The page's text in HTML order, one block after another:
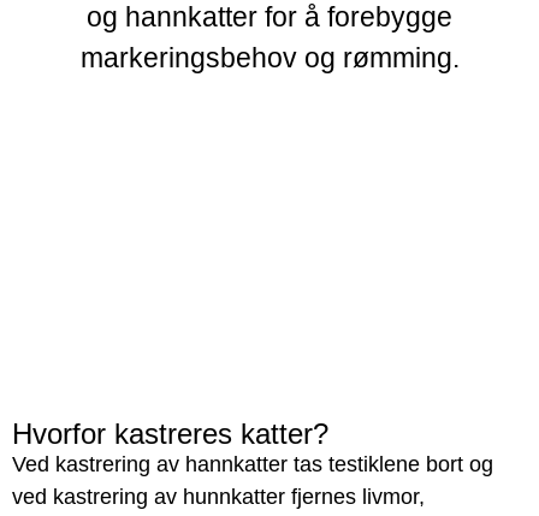
og hannkatter for å forebygge
markeringsbehov og rømming.
Hvorfor kastreres katter?
Ved kastrering av hannkatter tas testiklene bort og
ved kastrering av hunnkatter fjernes livmor,